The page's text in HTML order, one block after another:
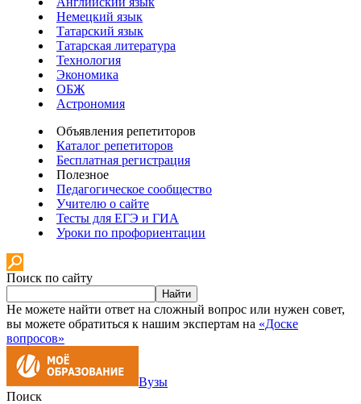
Немецкий язык
Татарский язык
Татарская литература
Технология
Экономика
ОБЖ
Астрономия
Объявления репетиторов
Каталог репетиторов
Бесплатная регистрация
Полезное
Педагогическое сообщество
Учителю о сайте
Тесты для ЕГЭ и ГИА
Уроки по профориентации
Поиск по сайту
Найти
Не можете найти ответ на сложный вопрос или нужен совет,
вы можете обратиться к нашим экспертам на «Доске
вопросов»
Вузы
Поиск